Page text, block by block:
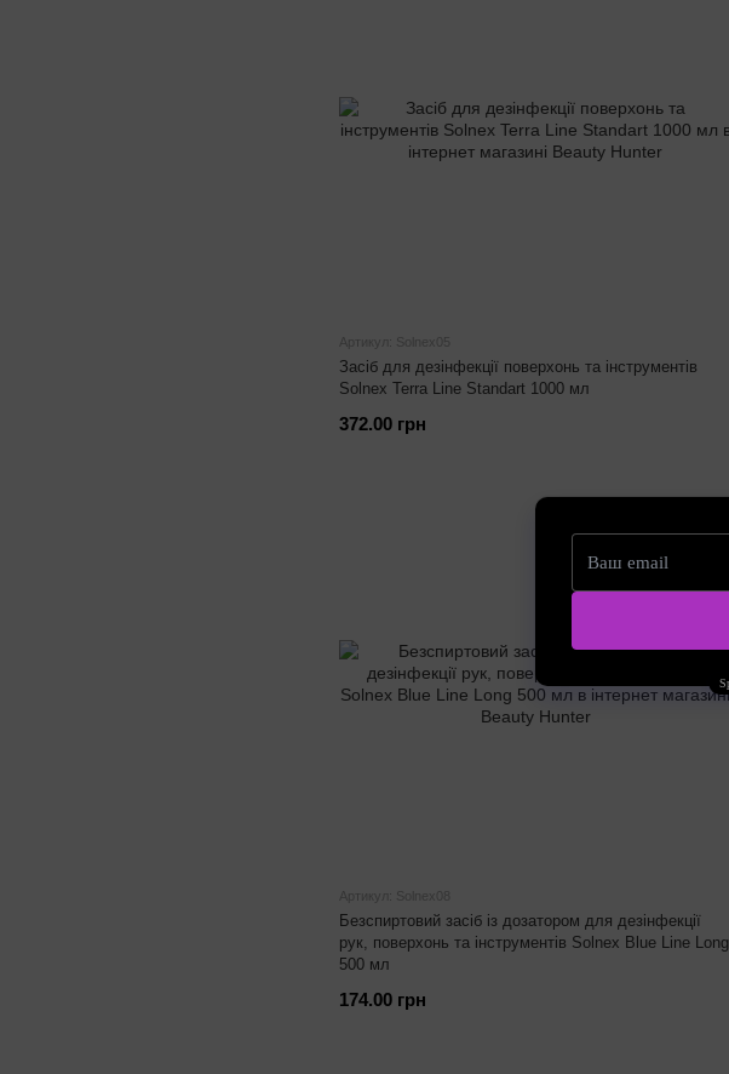
Артикул: Solnex05
Засіб для дезінфекції поверхонь та інструментів
Solnex Terra Line Standart 1000 мл
372.00 грн
Артикул: Solnex08
Безспиртовий засіб із дозатором для дезінфекції
рук, поверхонь та інструментів Solnex Blue Line Long
500 мл
174.00 грн